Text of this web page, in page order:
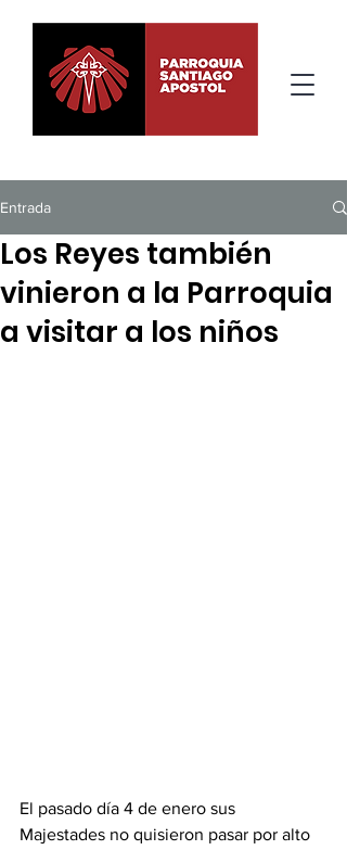
Entrada
Los Reyes también
vinieron a la Parroquia
a visitar a los niños
El pasado día 4 de enero sus
Majestades no quisieron pasar por alto